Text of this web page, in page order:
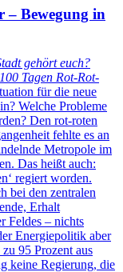
– Bewegung in
gehört euch?
Tagen Rot-Rot-
für die neue
Welche Probleme
Den rot-roten
fehlte es an
Metropole im
Das heißt auch:
regiert worden.
bei den zentralen
Erhalt
Feldes – nichts
Energiepolitik aber
95 Prozent aus
keine Regierung, die